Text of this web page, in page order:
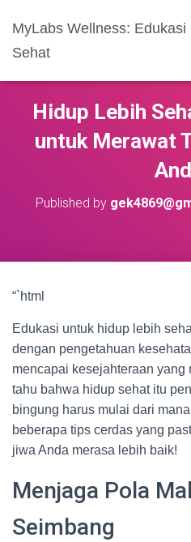
MyLabs Wellness:
Sehat
Hidup Lebih
untuk Merawat
Published by
“`html
Edukasi untuk hidup lebih
dengan pengetahuan
mencapai kesejahteraan yang
tahu bahwa hidup sehat itu
bingung harus mulai dari
beberapa tips cerdas yang
jiwa Anda merasa lebih baik!
Menjaga Pola
Seimbang